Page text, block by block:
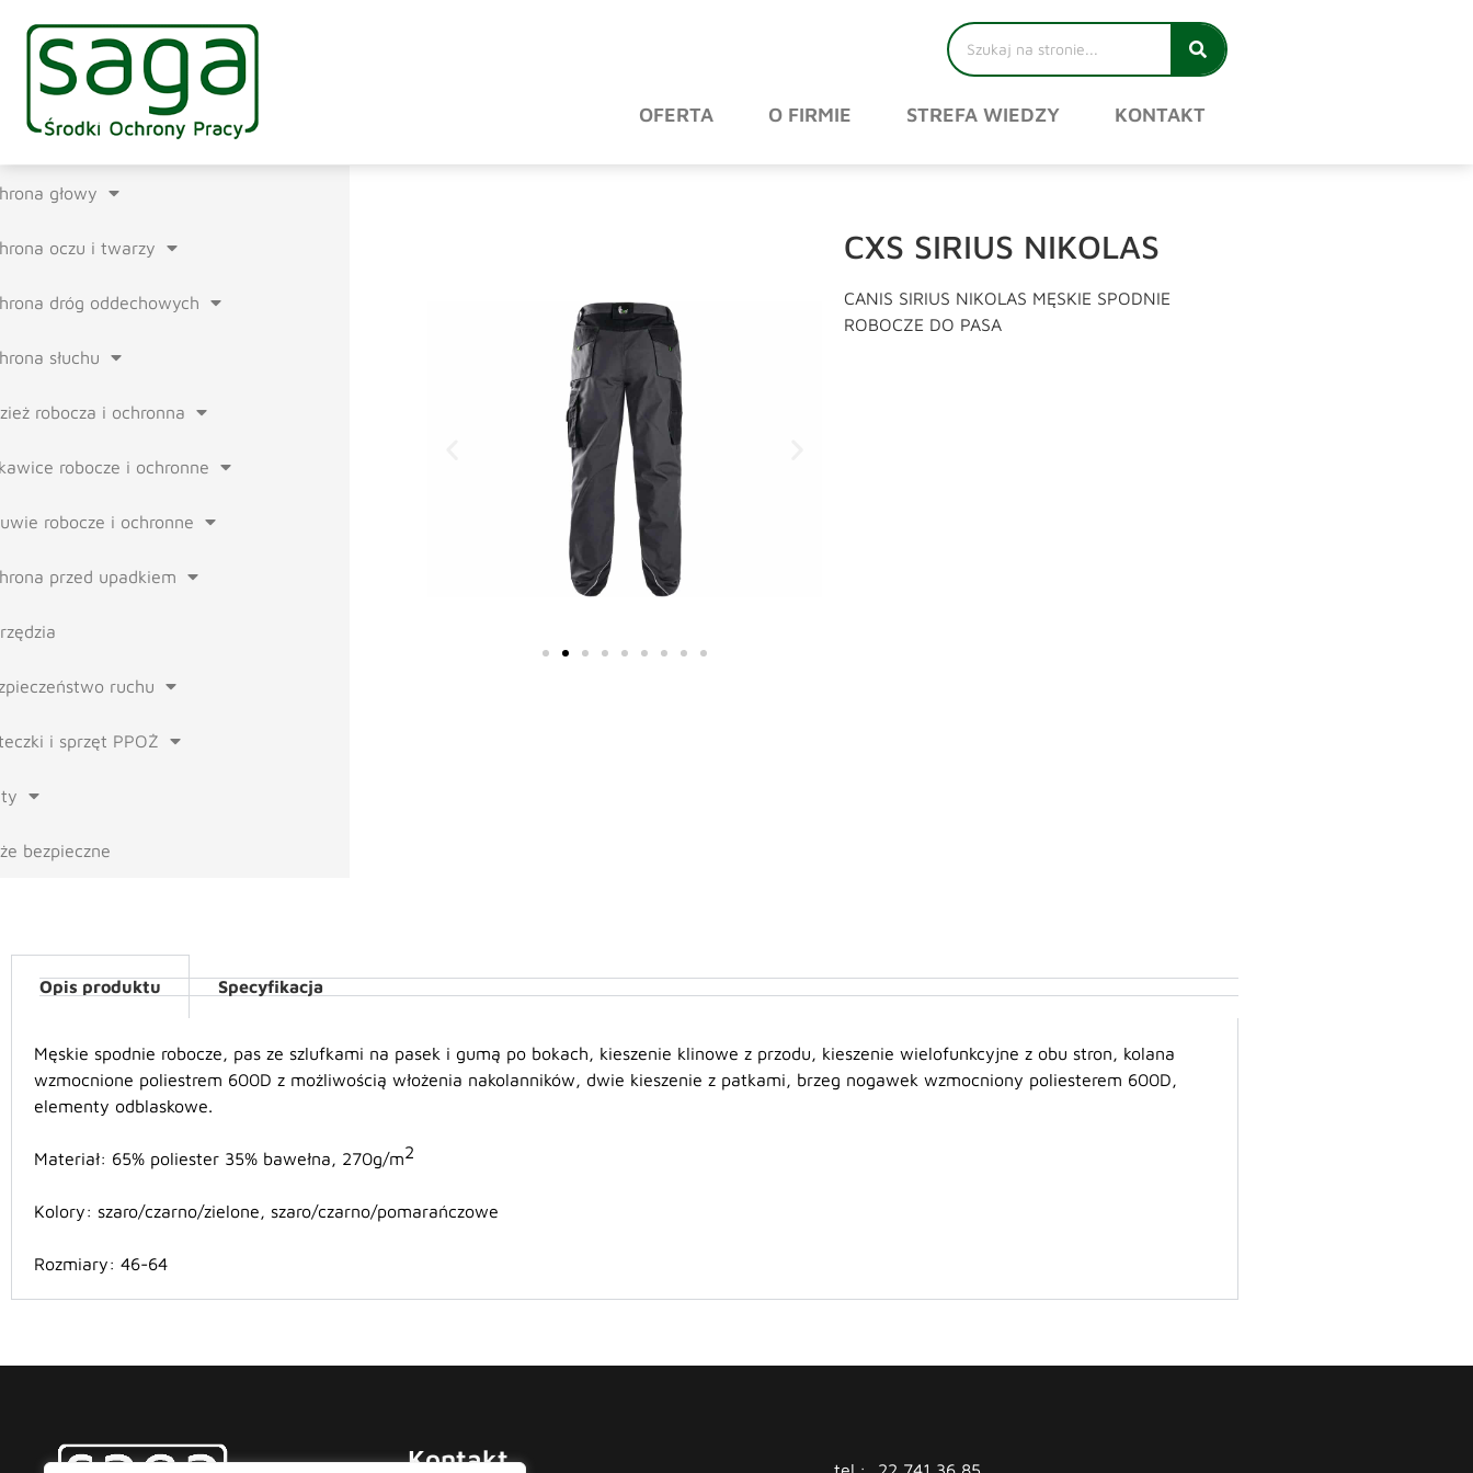
OFERTA O FIRMIE STREFA WIEDZY KONTAKT
głowy
oczu i twarzy
dróg oddechowych
słuchu
robocza i ochronna
robocze i ochronne
robocze i ochronne
przed upadkiem
ruchu
i sprzęt PPOŻ
bezpieczne
CXS SIRIUS NIKOLAS
CANIS SIRIUS NIKOLAS MĘSKIE SPODNIE
ROBOCZE DO PASA
Opis produktu Specyfikacja
Męskie spodnie robocze, pas ze szlufkami na pasek i gumą po bokach, kieszenie klinowe z przodu, kieszenie wielofunkcyjne z obu stron, kolana
wzmocnione poliestrem 600D z możliwością włożenia nakolanników, dwie kieszenie z patkami, brzeg nogawek wzmocniony poliesterem 600D,
elementy odblaskowe.
Materiał: 65% poliester 35% bawełna, 270g/m2
Kolory: szaro/czarno/zielone, szaro/czarno/pomarańczowe
Rozmiary: 46-64
Kontakt